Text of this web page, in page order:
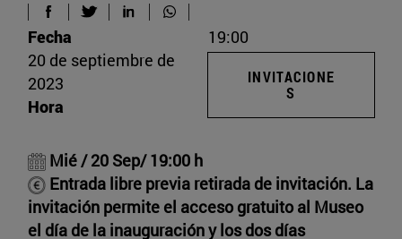
Mié / 20 Sep/ 19:00 h
Entrada libre previa retirada de invitación. La
invitación permite el acceso gratuito al Museo
el día de la inauguración y los dos días
Fecha
20 de septiembre de
2023
Hora
19:00
INVITACIONE
S